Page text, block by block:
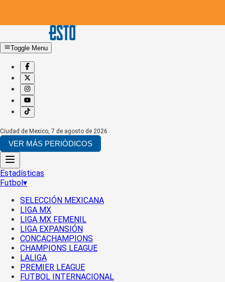
Toggle Menu
Ciudad de Mexico, 7 de agosto de 2026
VER MÁS PERIÓDICOS
Estadísticas
Futbol▾
SELECCIÓN MEXICANA
LIGA MX
LIGA MX FEMENIL
LIGA EXPANSIÓN
CONCACHAMPIONS
CHAMPIONS LEAGUE
LALIGA
PREMIER LEAGUE
FUTBOL INTERNACIONAL